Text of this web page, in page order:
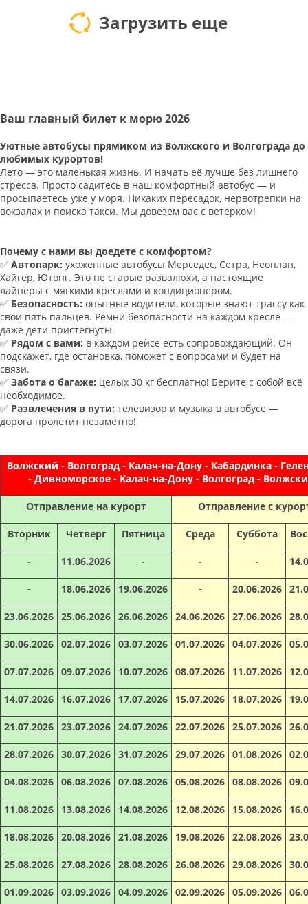
Загрузить еще
Ваш главный билет к морю 2026
Уютные автобусы прямиком из Волжского и Волгограда до
любимых курортов!
Лето — это маленькая жизнь. И начать её лучше без лишнего
стресса. Просто садитесь в наш комфортный автобус — и
просыпаетесь уже у моря. Никаких пересадок, нервотрепки на
вокзалах и поиска такси. Мы довезем вас с ветерком!
Почему с нами вы доедете с комфортом?
✅ Автопарк: ухоженные автобусы Мерседес, Сетра, Неоплан,
Хайгер, Ютонг. Это не старые развалюхи, а настоящие
лайнеры с мягкими креслами и кондиционером.
✅ Безопасность: опытные водители, которые знают трассу как
свои пять пальцев. Ремни безопасности на каждом кресле —
даже дети пристегнуты.
✅ Рядом с вами: в каждом рейсе есть сопровождающий. Он
подскажет, где остановка, поможет с вопросами и будет на
связи.
✅ Забота о багаже: целых 30 кг бесплатно! Берите с собой всё
необходимое.
✅ Развлечения в пути: телевизор и музыка в автобусе —
дорога пролетит незаметно!
Волжский - Волгоград - Калач-на-Дону - Кабардинка -
- Дивноморское - Калач-на-Дону - Волгоград -
Отправление на курорт Отправление с
Вторник Четверг Пятница Среда Суббота
- 11.06.2026 - - -
- 18.06.2026 19.06.2026 - 20.06.2026
23.06.2026 25.06.2026 26.06.2026 24.06.2026 27.06.2026
30.06.2026 02.07.2026 03.07.2026 01.07.2026 04.07.2026
07.07.2026 09.07.2026 10.07.2026 08.07.2026 11.07.2026
14.07.2026 16.07.2026 17.07.2026 15.07.2026 18.07.2026
21.07.2026 23.07.2026 24.07.2026 22.07.2026 25.07.2026
28.07.2026 30.07.2026 31.07.2026 29.07.2026 01.08.2026
04.08.2026 06.08.2026 07.08.2026 05.08.2026 08.08.2026
11.08.2026 13.08.2026 14.08.2026 12.08.2026 15.08.2026
18.08.2026 20.08.2026 21.08.2026 19.08.2026 22.08.2026
25.08.2026 27.08.2026 28.08.2026 26.08.2026 29.08.2026
01.09.2026 03.09.2026 04.09.2026 02.09.2026 05.09.2026